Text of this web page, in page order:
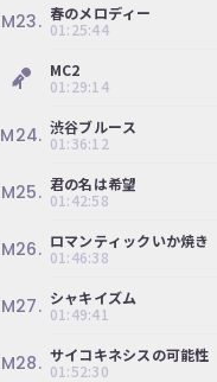
M23. 春のメロディー
01:25:44
MC2
01:29:14
M24. 渋谷ブルース
01:36:12
M25. 君の名は希望
01:42:58
M26. ロマンティックいか焼き
01:46:38
M27. シャキイズム
01:49:41
M28. サイコキネシスの可能性
01:52:30